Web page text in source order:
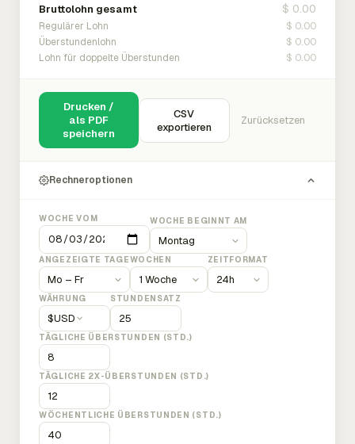
Bruttolohn gesamt $ 0.00
Regulärer Lohn $ 0.00
Überstundenlohn $ 0.00
Lohn für doppelte Überstunden $ 0.00
Drucken /
als PDF
speichern
CSV
exportieren
Zurücksetzen
Rechneroptionen
WOCHE VOM WOCHE BEGINNT AM
ANGEZEIGTE TAGEWOCHEN ZEITFORMAT
WÄHRUNG
$USD
STUNDENSATZ
TÄGLICHE ÜBERSTUNDEN (STD.)
TÄGLICHE 2X-ÜBERSTUNDEN (STD.)
WÖCHENTLICHE ÜBERSTUNDEN (STD.)